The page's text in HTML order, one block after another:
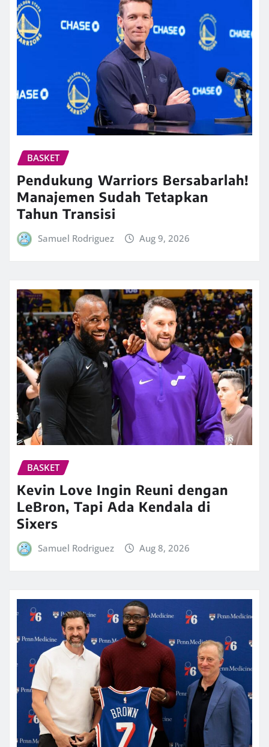
BASKET
Pendukung Warriors Bersabarlah!
Manajemen Sudah Tetapkan
Tahun Transisi
Samuel Rodriguez Aug 9, 2026
BASKET
Kevin Love Ingin Reuni dengan
LeBron, Tapi Ada Kendala di
Sixers
Samuel Rodriguez Aug 8, 2026